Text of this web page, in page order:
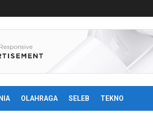
OLAHRAGA SELEB TEKNO